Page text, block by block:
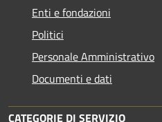
Enti e fondazioni
Politici
Personale Amministrativo
Documenti e dati
CATEGORIE DI SERVIZIO